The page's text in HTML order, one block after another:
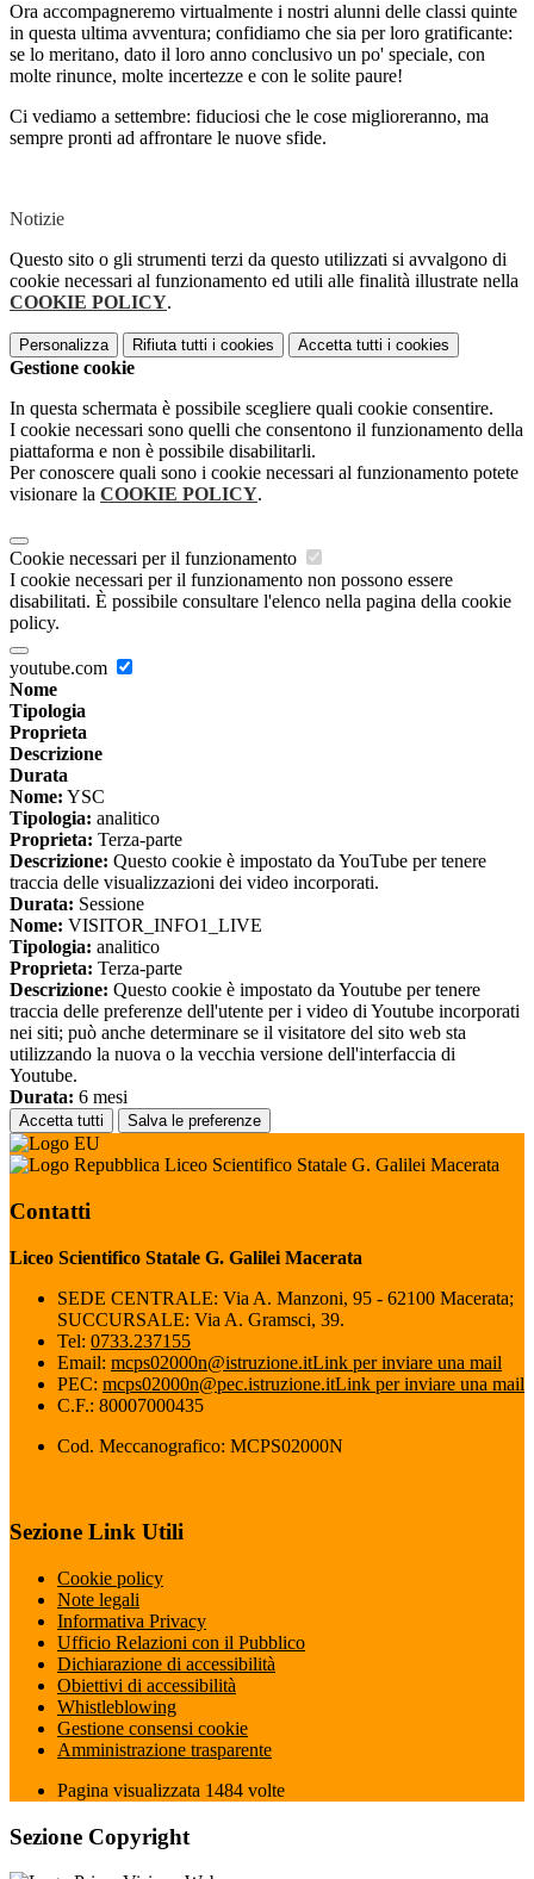
Ora accompagneremo virtualmente i nostri alunni delle classi quinte
in questa ultima avventura; confidiamo che sia per loro gratificante:
se lo meritano, dato il loro anno conclusivo un po' speciale, con
molte rinunce, molte incertezze e con le solite paure!
Ci vediamo a settembre: fiduciosi che le cose miglioreranno, ma
sempre pronti ad affrontare le nuove sfide.
Notizie
Questo sito o gli strumenti terzi da questo utilizzati si avvalgono di
cookie necessari al funzionamento ed utili alle finalità illustrate nella
COOKIE POLICY.
Personalizza Rifiuta tutti i cookies Accetta tutti i cookies
Gestione cookie
In questa schermata è possibile scegliere quali cookie consentire.
I cookie necessari sono quelli che consentono il funzionamento della
piattaforma e non è possibile disabilitarli.
Per conoscere quali sono i cookie necessari al funzionamento potete
visionare la COOKIE POLICY.
Cookie necessari per il funzionamento
I cookie necessari per il funzionamento non possono essere
disabilitati. È possibile consultare l'elenco nella pagina della cookie
policy.
youtube.com
Nome
Tipologia
Proprieta
Descrizione
Durata
Nome: YSC
Tipologia: analitico
Proprieta: Terza-parte
Descrizione: Questo cookie è impostato da YouTube per tenere
traccia delle visualizzazioni dei video incorporati.
Durata: Sessione
Nome: VISITOR_INFO1_LIVE
Tipologia: analitico
Proprieta: Terza-parte
Descrizione: Questo cookie è impostato da Youtube per tenere
traccia delle preferenze dell'utente per i video di Youtube incorporati
nei siti; può anche determinare se il visitatore del sito web sta
utilizzando la nuova o la vecchia versione dell'interfaccia di
Youtube.
Durata: 6 mesi
Accetta tutti Salva le preferenze
Liceo Scientifico Statale G. Galilei Macerata
Contatti
Liceo Scientifico Statale G. Galilei Macerata
SEDE CENTRALE: Via A. Manzoni, 95 - 62100 Macerata;
SUCCURSALE: Via A. Gramsci, 39.
Tel: 0733.237155
Email: mcps02000n@istruzione.itLink per inviare una mail
PEC: mcps02000n@pec.istruzione.itLink per inviare una mail
C.F.: 80007000435
Cod. Meccanografico: MCPS02000N
Sezione Link Utili
Cookie policy
Note legali
Informativa Privacy
Ufficio Relazioni con il Pubblico
Dichiarazione di accessibilità
Obiettivi di accessibilità
Whistleblowing
Gestione consensi cookie
Amministrazione trasparente
Pagina visualizzata 1484 volte
Sezione Copyright